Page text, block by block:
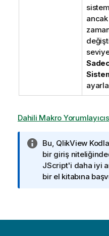
Dahili Makro
B
i
l
g
t
Bu, QlikView
bir giriş
JScript'i daha iyi
bir el kitabına